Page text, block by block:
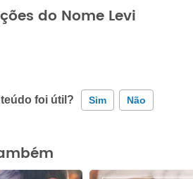
do Nome Levi
foi útil? Sim Não
conteúdo contém informação incorreta
não tem a informação que procuro